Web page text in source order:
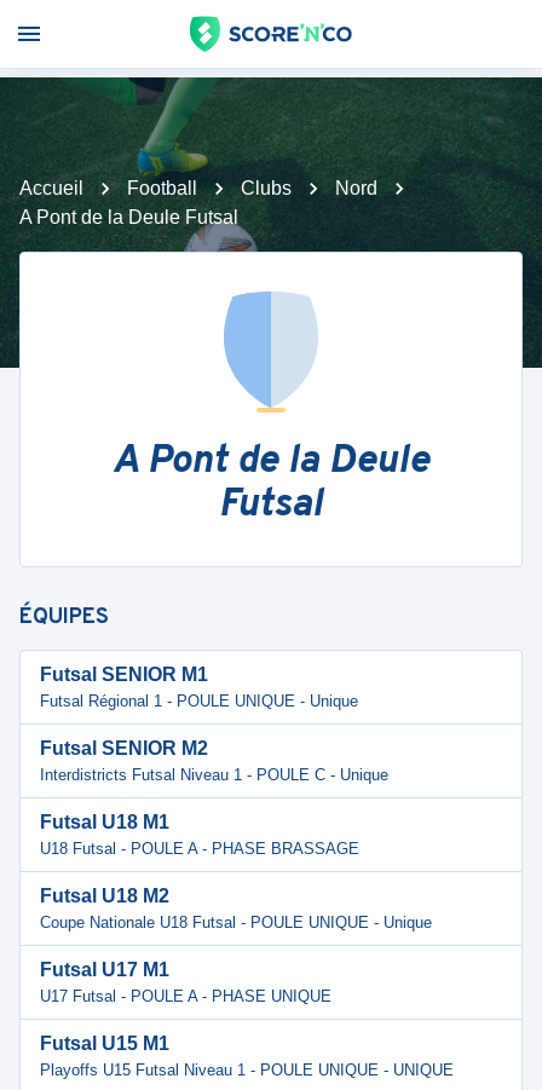
Accueil Football Clubs
Nord
A Pont de la Deule Futsal
A Pont de la Deule
Futsal
ÉQUIPES
Futsal SENIOR M1
Futsal Régional 1 - POULE UNIQUE - Unique
Futsal SENIOR M2
Interdistricts Futsal Niveau 1 - POULE C - Unique
Futsal U18 M1
U18 Futsal - POULE A - PHASE BRASSAGE
Futsal U18 M2
Coupe Nationale U18 Futsal - POULE UNIQUE - Unique
Futsal U17 M1
U17 Futsal - POULE A - PHASE UNIQUE
Futsal U15 M1
Playoffs U15 Futsal Niveau 1 - POULE UNIQUE - UNIQUE